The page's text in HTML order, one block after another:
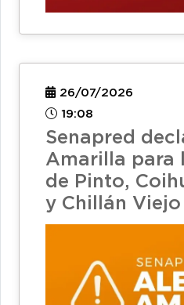
26/07/2026
19:08
Senapred
Amarilla para
de Pinto,
y Chillán